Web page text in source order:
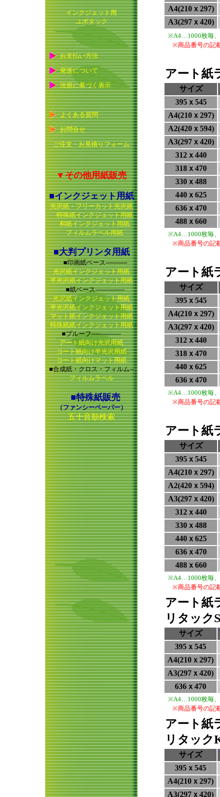
インクジェット用
ユポタック
お支払い方法
発送について
法規に基づく表示
よくある質問
お問合せ
ご注文・お見積りフォーム
▼その他用紙販売
■インクジェット用紙
光沢紙・フリーカット光沢紙
特殊紙インクジェット用紙
和紙インクジェット用紙
フィルムラベル用紙
■大判プリンタ用紙
■印画紙ベース-----------
光沢紙インクジェット用紙
半光沢紙インクジェット用紙
■紙ベース---------------
光沢紙インクジェット用紙
半光沢紙インクジェット用紙
マット紙インクジェット用紙
特殊紙紙インクジェット用紙
■プルーフ---------------
アート紙向け光沢用紙
コート紙向け半光沢用紙
コート紙向けマット用紙
■合成紙・クロス・フィルム--
フィルムラベル
■特殊紙販売
（ファンシーペーパー）
五十音順検索
A4(210ｘ297)
A3(297ｘ420)
※A4…1000枚毎、
※商品番号の記
アート紙
サイズ
395ｘ545
A4(210ｘ297)
A2(420ｘ594)
A3(297ｘ420)
312ｘ440
318ｘ470
330ｘ488
440ｘ625
636ｘ470
488ｘ660
※A4…1000枚毎、
※商品番号の記
アート
サイズ
395ｘ545
A4(210ｘ297)
A3(297ｘ420)
312ｘ440
318ｘ470
440ｘ625
636ｘ470
※A4…1000枚毎、
※商品番号の記
アート
サイズ
395ｘ545
A4(210ｘ297)
A2(420ｘ594)
A3(297ｘ420)
312ｘ440
330ｘ488
440ｘ625
636ｘ470
488ｘ660
※A4…1000枚毎、
※商品番号の記
アート紙
リタック
サイズ
395ｘ545
A4(210ｘ297)
A3(297ｘ420)
636ｘ470
※A4…1000枚毎、
※商品番号の記
アート紙
リタック
サイズ
395ｘ545
A4(210ｘ297)
A3(297ｘ420)